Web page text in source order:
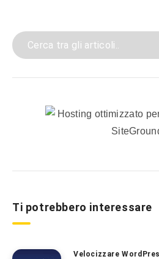
Ti potrebbero interessare
Velocizzare